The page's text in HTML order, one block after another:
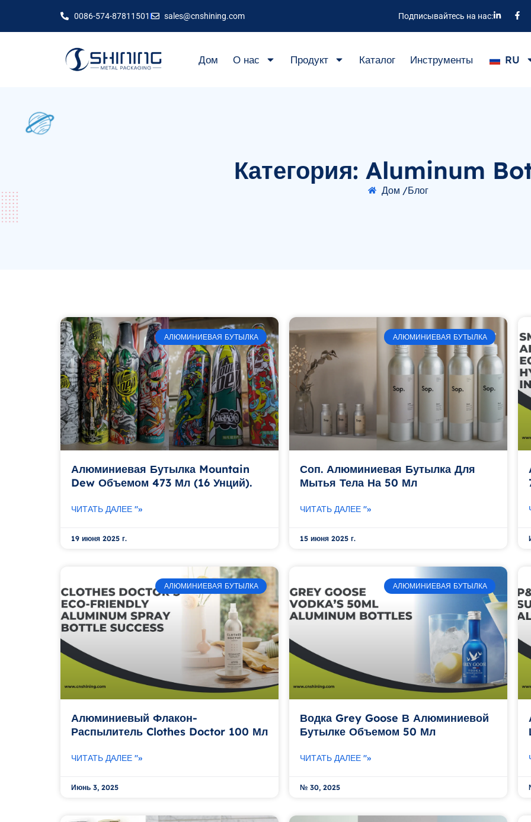
0086-574-87811501 sales@cnshining.com Подписывайтесь на нас:
Дом О нас Продукт Каталог Инструменты RU
Категория: Aluminum
Дом /Блог
АЛЮМИНИЕВАЯ БУТЫЛКА
Алюминиевая Бутылка Mountain
Dew Объемом 473 Мл (16 Унций).
ЧИТАТЬ ДАЛЕЕ "»
19 июня 2025 г.
АЛЮМИНИЕВАЯ БУТЫЛКА
Соп. Алюминиевая Бутылка Для
Мытья Тела На 50 Мл
ЧИТАТЬ ДАЛЕЕ "»
15 июня 2025 г.
АЛЮМИНИЕВАЯ БУТЫЛКА
Алюминиевый Флакон-
Распылитель Clothes Doctor 100 Мл
ЧИТАТЬ ДАЛЕЕ "»
Июнь 3, 2025
АЛЮМИНИЕВАЯ БУТЫЛКА
Водка Grey Goose В Алюминиевой
Бутылке Объемом 50 Мл
ЧИТАТЬ ДАЛЕЕ "»
№ 30, 2025